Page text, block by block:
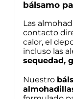
bálsamo
Las
contacto
calor, el
incluso las
sequedad,
Nuestro